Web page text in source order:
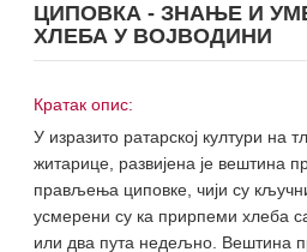
ЦИПОВКА - ЗНАЊЕ И
ХЛЕБА У ВОЈВОДИНИ
Кратак опис:
У изразито ратарској култури на
житарице, развијена је вештина
прављења циповке, чији су
усмерени су ка прирпеми хлеба
или два пута недељно. Вештина